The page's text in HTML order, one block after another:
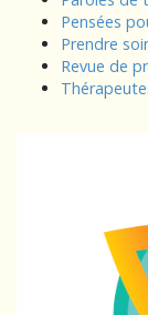
Pensées
Prendre
Revue de